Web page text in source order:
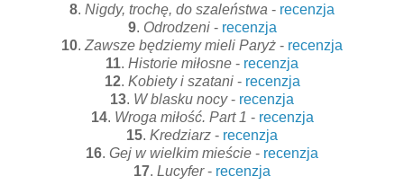
8. Nigdy, trochę, do szaleństwa - recenzja
9. Odrodzeni - recenzja
10. Zawsze będziemy mieli Paryż - recenzja
11. Historie miłosne - recenzja
12. Kobiety i szatani- recenzja
13. W blasku nocy- recenzja
14. Wroga miłość. Part 1 - recenzja
15. Kredziarz - recenzja
16. Gej w wielkim mieście - recenzja
17. Lucyfer- recenzja